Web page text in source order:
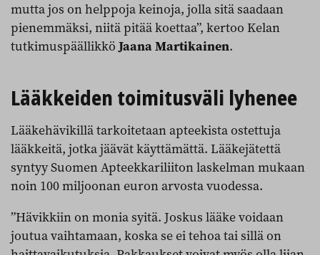
mutta jos on helppoja keinoja, jolla sitä saadaan
pienemmäksi, niitä pitää koettaa”, kertoo Kelan
tutkimuspäällikköJaana Martikainen.
Lääkkeiden toimitusväli lyhenee
Lääkehävikillä tarkoitetaan apteekista ostettuja
lääkkeitä, jotka jäävät käyttämättä. Lääkejätettä
syntyy Suomen Apteekkariliiton laskelman mukaan
noin 100 miljoonan euron arvosta vuodessa.
”Hävikkiin on monia syitä. Joskus lääke voidaan
joutua vaihtamaan, koska se ei tehoa tai sillä on